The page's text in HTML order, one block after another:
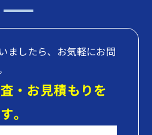
ましたら、お気軽にお問
・お見積もりを
。